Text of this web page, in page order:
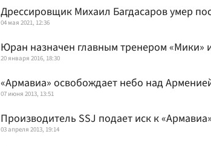
Дрессировщик Михаил Багдасаров умер
04 мая 2021, 12:36
Юран назначен главным тренером «Мики»
20 января 2016, 18:30
«Армавиа» освобождает небо над
07 июня 2013, 13:51
Производитель SSJ подает иск к «Армавиа»
03 апреля 2013, 19:14